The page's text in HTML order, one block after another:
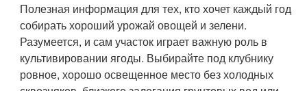
Полезная информация для тех, кто хочет каждый год
собирать хороший урожай овощей и зелени.
Разумеется, и сам участок играет важную роль в
культивировании ягоды. Выбирайте под клубнику
ровное, хорошо освещенное место без холодных